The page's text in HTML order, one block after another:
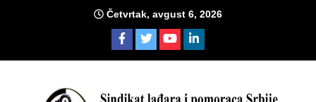
Četvrtak, avgust 6, 2026